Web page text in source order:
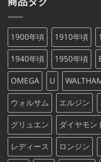
¥75,000
で
た。
は
で
す
1900年頃 1910年頃
1940年頃 1950年頃
OMEGA U
ウォルサム エルジン
グリュエン ダイヤモン
レディース ロンジン